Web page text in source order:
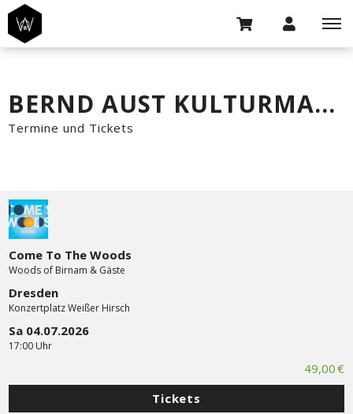
BERND AUST KULTURMANAGEMENT GMBH
Termine und Tickets
Come To The Woods
Woods of Birnam & Gäste
Dresden
Konzertplatz Weißer Hirsch
Sa 04.07.2026
17:00 Uhr
49,00 €
Tickets